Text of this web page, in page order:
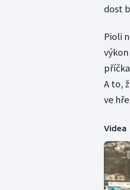
dost
Pioli
A to,
ve
Videa